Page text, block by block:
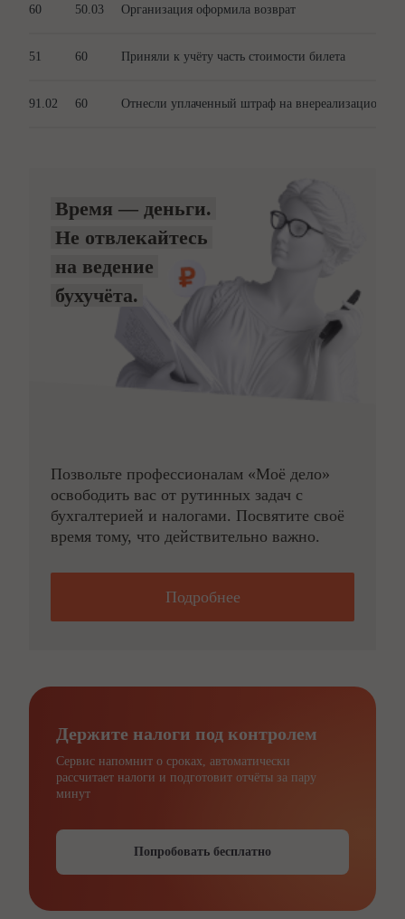
60 50.03 Организация оформила возврат
51 60 Приняли к учёту часть стоимости билета
91.02 60 Отнесли уплаченный штраф на
Время — деньги.
Не отвлекайтесь
на ведение
бухучёта.
Позвольте профессионалам «Моё дело»
освободить вас от рутинных задач с
бухгалтерией и налогами. Посвятите своё
время тому, что действительно важно.
Подробнее
Держите налоги под контролем
Сервис напомнит о сроках, автоматически
рассчитает налоги и подготовит отчёты за пару
минут
Попробовать бесплатно